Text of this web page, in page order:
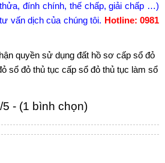
, đính chính, thế chấp, giải chấp …)
vấn dịch của chúng tôi. Hotline: 0981
quyền sử dụng đất hồ sơ cấp sổ đỏ
sổ đỏ thủ tục cấp sổ đỏ thủ tục làm sổ
5 - (1 bình chọn)